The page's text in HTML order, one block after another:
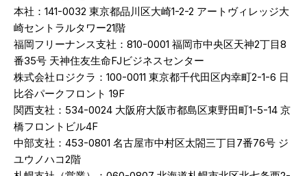
本社：141-0032 東京都品川区大崎1-2-2 アートヴィレッジ大
崎セントラルタワー21階
福岡フリーナンス支社：810-0001 福岡市中央区天神2丁目8
番35号 天神住友生命FJビジネスセンター
株式会社ロジクラ：100-0011 東京都千代田区内幸町2-1-6 日
比谷パークフロント 19F
関西支社：534-0024 大阪府大阪市都島区東野田町1-5-14 京
橋フロントビル4F
中部支社：453-0801 名古屋市中村区太閤三丁目7番76号 ジ
ユウノハコ2階